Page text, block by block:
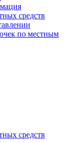
средств
по местным
средств